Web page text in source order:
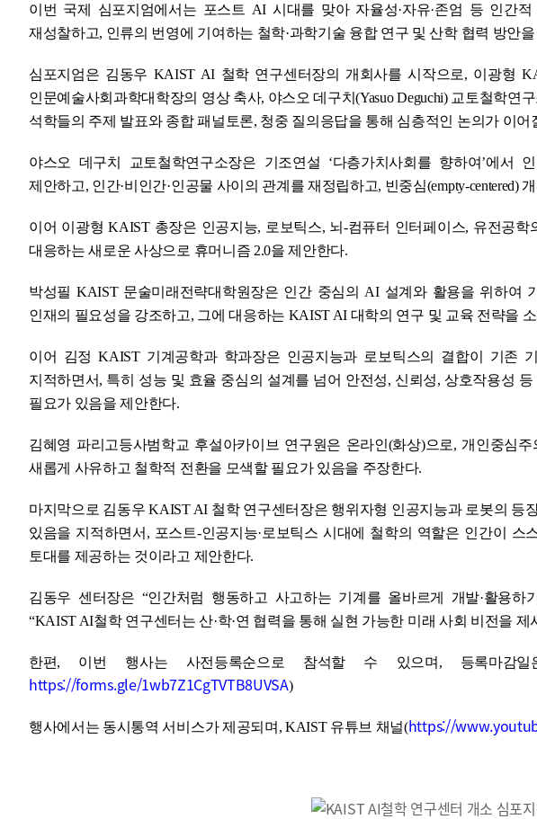
이번 국제 심포지엄에서는 포스트 AI 시대를 맞아 자율성·자유·존엄 등 인간
재성찰하고, 인류의 번영에 기여하는 철학·과학기술 융합 연구 및 산학 협력 방안
심포지엄은 김동우 KAIST AI 철학 연구센터장의 개회사를 시작으로, 이광형
인문예술사회과학대학장의 영상 축사, 야스오 데구치(Yasuo Deguchi) 교토철학연
석학들의 주제 발표와 종합 패널토론, 청중 질의응답을 통해 심층적인 논의가 이어
야스오 데구치 교토철학연구소장은 기조연설 ‘다층가치사회를 향하여’에서
제안하고, 인간·비인간·인공물 사이의 관계를 재정립하고, 빈중심(empty-centered)
이어 이광형 KAIST 총장은 인공지능, 로보틱스, 뇌-컴퓨터 인터페이스, 유전공
대응하는 새로운 사상으로 휴머니즘 2.0을 제안한다.
박성필 KAIST 문술미래전략대학원장은 인간 중심의 AI 설계와 활용을 위하여
인재의 필요성을 강조하고, 그에 대응하는 KAIST AI 대학의 연구 및 교육 전략을
이어 김정 KAIST 기계공학과 학과장은 인공지능과 로보틱스의 결합이 기존
지적하면서, 특히 성능 및 효율 중심의 설계를 넘어 안전성, 신뢰성, 상호작용성
필요가 있음을 제안한다.
김혜영 파리고등사범학교 후설아카이브 연구원은 온라인(화상)으로, 개인중심
새롭게 사유하고 철학적 전환을 모색할 필요가 있음을 주장한다.
마지막으로 김동우 KAIST AI 철학 연구센터장은 행위자형 인공지능과 로봇의 등
있음을 지적하면서, 포스트-인공지능·로보틱스 시대에 철학의 역할은 인간이
토대를 제공하는 것이라고 제안한다.
김동우 센터장은 “인간처럼 행동하고 사고하는 기계를 올바르게 개발·활용
“KAIST AI철학 연구센터는 산·학·연 협력을 통해 실현 가능한 미래 사회 비전을
한편, 이번 행사는 사전등록순으로 참석할 수 있으며, 등록마감
https://forms.gle/1wb7Z1CgTVTB8UVSA)
행사에서는 동시통역 서비스가 제공되며, KAIST 유튜브 채널(https://